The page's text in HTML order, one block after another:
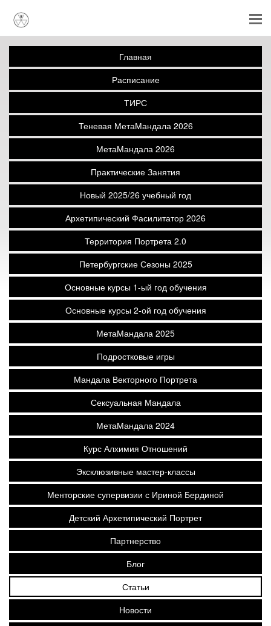
Главная
Расписание
ТИРС
Теневая МетаМандала 2026
МетаМандала 2026
Практические Занятия
Новый 2025/26 учебный год
Архетипический Фасилитатор 2026
Территория Портрета 2.0
Петербургские Сезоны 2025
Основные курсы 1-ый год обучения
Основные курсы 2-ой год обучения
МетаМандала 2025
Подростковые игры
Мандала Векторного Портрета
Сексуальная Мандала
МетаМандала 2024
Курс Алхимия Отношений
Эксклюзивные мастер-классы
Менторские супервизии с Ириной Бердиной
Детский Архетипический Портрет
Партнерство
Блог
Статьи
Новости